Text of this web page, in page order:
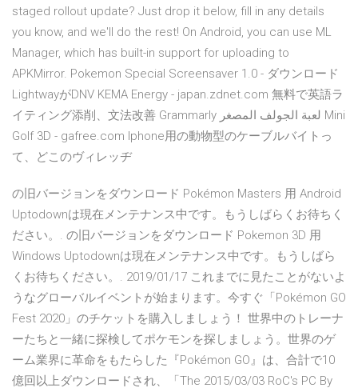
staged rollout update? Just drop it below, fill in any details
you know, and we'll do the rest! On Android, you can use ML
Manager, which has built-in support for uploading to
APKMirror. Pokemon Special Screensaver 1.0 - ダウンロード
LightwayがDNV KEMA Energy - japan.zdnet.com 無料で英語ラ
イティング添削、文法改善 Grammarly لعبة الجولف المصغر Mini
Golf 3D - gafree.com Iphone用の動物型のケーブルバイトっ
て、どこのヴィレッヂ
の旧バージョンをダウンロード Pokémon Masters 用 Android
Uptodownは現在メンテナンス中です。もうしばらくお待ちく
ださい。. の旧バージョンをダウンロード Pokemon 3D 用
Windows Uptodownは現在メンテナンス中です。もうしばら
くお待ちください。. 2019/01/17 これまでに見たことがないよ
うなグローバルイベントが始まります。今すぐ「Pokémon GO
Fest 2020」のチケットを購入しましょう！ 世界中のトレーナ
ーたちと一緒に探検してポケモンを探しましょう。世界のゲ
ーム業界に革命をもたらした『Pokémon GO』は、合計で10
億回以上ダウンロードされ、「The 2015/03/03 RoC's PC By